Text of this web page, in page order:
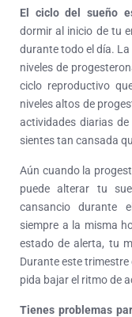
El ciclo del sueño
dormir al inicio de tu
durante todo el día. La
niveles de
ciclo reproductivo
niveles altos de
actividades diarias
sientes tan cansada
Aún cuando la
puede alterar tu
cansancio durante
siempre a la misma
estado de alerta, tu
Durante este
pida bajar el ritmo de
Tienes problemas